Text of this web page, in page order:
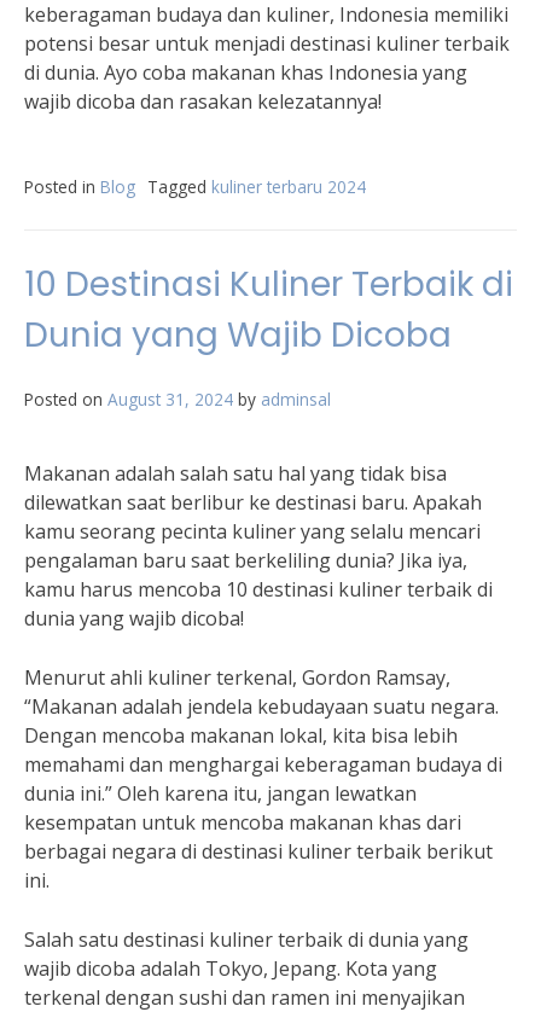
keberagaman budaya dan kuliner, Indonesia memiliki
potensi besar untuk menjadi destinasi kuliner terbaik
di dunia. Ayo coba makanan khas Indonesia yang
wajib dicoba dan rasakan kelezatannya!
Posted in Blog Tagged kuliner terbaru 2024
10 Destinasi Kuliner Terbaik di
Dunia yang Wajib Dicoba
Posted on August 31, 2024 by adminsal
Makanan adalah salah satu hal yang tidak bisa
dilewatkan saat berlibur ke destinasi baru. Apakah
kamu seorang pecinta kuliner yang selalu mencari
pengalaman baru saat berkeliling dunia? Jika iya,
kamu harus mencoba 10 destinasi kuliner terbaik di
dunia yang wajib dicoba!
Menurut ahli kuliner terkenal, Gordon Ramsay,
“Makanan adalah jendela kebudayaan suatu negara.
Dengan mencoba makanan lokal, kita bisa lebih
memahami dan menghargai keberagaman budaya di
dunia ini.” Oleh karena itu, jangan lewatkan
kesempatan untuk mencoba makanan khas dari
berbagai negara di destinasi kuliner terbaik berikut
ini.
Salah satu destinasi kuliner terbaik di dunia yang
wajib dicoba adalah Tokyo, Jepang. Kota yang
terkenal dengan sushi dan ramen ini menyajikan